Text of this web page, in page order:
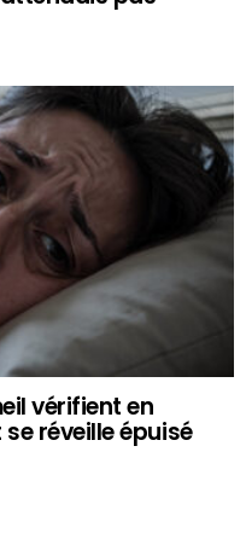
vérifient en
réveille épuisé